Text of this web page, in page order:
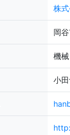
株
岡
機
小